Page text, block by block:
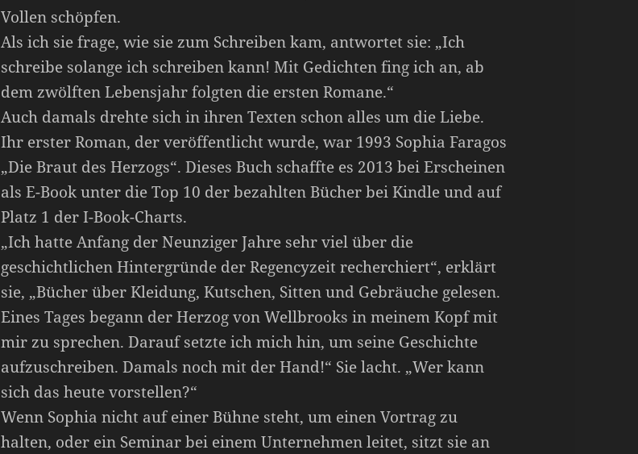
Vollen schöpfen.
Als ich sie frage, wie sie zum Schreiben kam, antwortet sie: „Ich
schreibe solange ich schreiben kann! Mit Gedichten fing ich an, ab
dem zwölften Lebensjahr folgten die ersten Romane.“
Auch damals drehte sich in ihren Texten schon alles um die Liebe.
Ihr erster Roman, der veröffentlicht wurde, war 1993 Sophia Faragos
„Die Braut des Herzogs“. Dieses Buch schaffte es 2013 bei Erscheinen
als E-Book unter die Top 10 der bezahlten Bücher bei Kindle und auf
Platz 1 der I-Book-Charts.
„Ich hatte Anfang der Neunziger Jahre sehr viel über die
geschichtlichen Hintergründe der Regencyzeit recherchiert“, erklärt
sie, „Bücher über Kleidung, Kutschen, Sitten und Gebräuche gelesen.
Eines Tages begann der Herzog von Wellbrooks in meinem Kopf mit
mir zu sprechen. Darauf setzte ich mich hin, um seine Geschichte
aufzuschreiben. Damals noch mit der Hand!“ Sie lacht. „Wer kann
sich das heute vorstellen?“
Wenn Sophia nicht auf einer Bühne steht, um einen Vortrag zu
halten, oder ein Seminar bei einem Unternehmen leitet, sitzt sie an